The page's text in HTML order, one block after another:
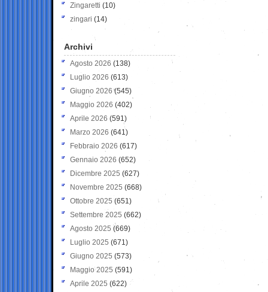
Zingaretti (10)
zingari (14)
Archivi
Agosto 2026 (138)
Luglio 2026 (613)
Giugno 2026 (545)
Maggio 2026 (402)
Aprile 2026 (591)
Marzo 2026 (641)
Febbraio 2026 (617)
Gennaio 2026 (652)
Dicembre 2025 (627)
Novembre 2025 (668)
Ottobre 2025 (651)
Settembre 2025 (662)
Agosto 2025 (669)
Luglio 2025 (671)
Giugno 2025 (573)
Maggio 2025 (591)
Aprile 2025 (622)